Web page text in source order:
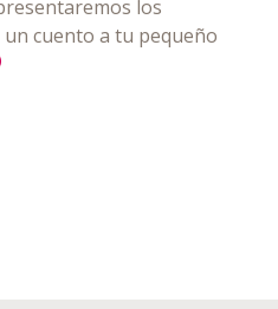
los
cuento a tu pequeño